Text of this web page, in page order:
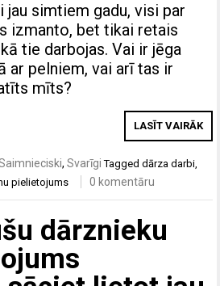
simtiem gadu, visi par
izmanto, bet tikai retais
tie darbojas. Vai ir jēga
ar pelniem, vai arī tas ir
mīts?
LASĪT VAIRĀK
,Svarīgi Taggeddārza darbi,
pielietojums 0 komentāru
dārznieku